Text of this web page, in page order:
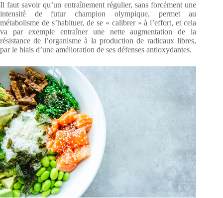
Il faut savoir qu’un entraînement régulier, sans forcément une
intensité de futur champion olympique, permet au
métabolisme de s’habituer, de se « calibrer » à l’effort, et cela
va par exemple entraîner une nette augmentation de la
résistance de l’organisme à la production de radicaux libres,
par le biais d’une amélioration de ses défenses antioxydantes.